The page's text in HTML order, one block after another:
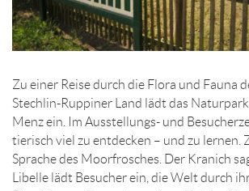
Zu einer Reise durch die Flora und Fauna
Stechlin-Ruppiner Land lädt das
Menz ein. Im Ausstellungs- und
tierisch viel zu entdecken – und zu lernen.
Sprache des Moorfrosches. Der Kranich
Libelle lädt Besucher ein, die Welt durch